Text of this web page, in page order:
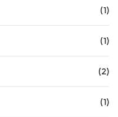
(1)
(1)
(2)
(1)